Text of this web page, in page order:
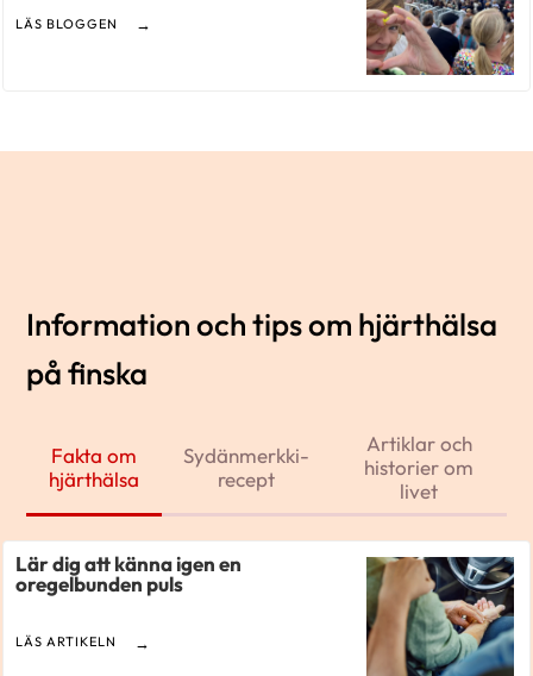
LÄS BLOGGEN
Information och tips om hjärthälsa
på finska
Fakta om
hjärthälsa
Sydänmerkki-
recept
Artiklar och
historier om
livet
Lär dig att känna igen en
oregelbunden puls
LÄS ARTIKELN